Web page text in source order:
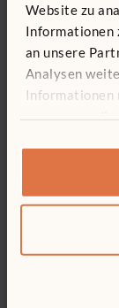
Website zu
Informationen
an unsere
Analysen
Informationen
zusammen,
Kleiner Sand-
741 €